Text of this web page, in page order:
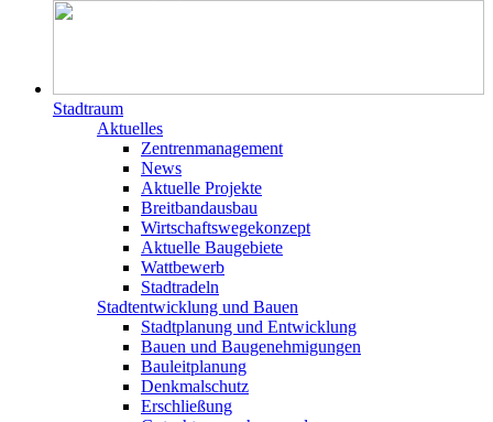
Stadtraum
Aktuelles
Zentrenmanagement
News
Aktuelle Projekte
Breitbandausbau
Wirtschaftswegekonzept
Aktuelle Baugebiete
Wattbewerb
Stadtradeln
Stadtentwicklung und Bauen
Stadtplanung und Entwicklung
Bauen und Baugenehmigungen
Bauleitplanung
Denkmalschutz
Erschließung